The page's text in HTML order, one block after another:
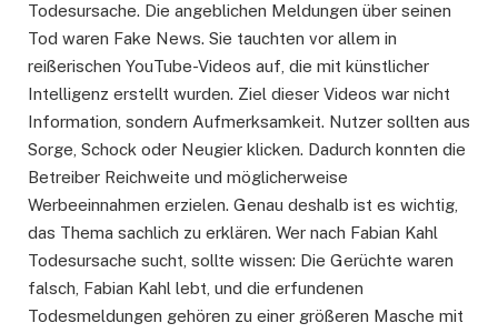
Todesursache. Die angeblichen Meldungen über seinen
Tod waren Fake News. Sie tauchten vor allem in
reißerischen YouTube-Videos auf, die mit künstlicher
Intelligenz erstellt wurden. Ziel dieser Videos war nicht
Information, sondern Aufmerksamkeit. Nutzer sollten aus
Sorge, Schock oder Neugier klicken. Dadurch konnten die
Betreiber Reichweite und möglicherweise
Werbeeinnahmen erzielen. Genau deshalb ist es wichtig,
das Thema sachlich zu erklären. Wer nach Fabian Kahl
Todesursache sucht, sollte wissen: Die Gerüchte waren
falsch, Fabian Kahl lebt, und die erfundenen
Todesmeldungen gehören zu einer größeren Masche mit